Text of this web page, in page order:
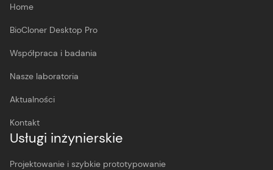
Home
BioCloner Desktop Pro
Współpraca i badania
Nasze laboratoria
Aktualności
Kontakt
Usługi inżynierskie
Projektowanie i szybkie prototypowanie